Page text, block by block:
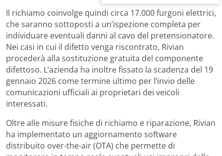
Il richiamo coinvolge quindi circa 17.000 furgoni elettrici,
che saranno sottoposti a un’ispezione completa per
individuare eventuali danni al cavo del pretensionatore.
Nei casi in cui il difetto venga riscontrato, Rivian
procederà alla sostituzione gratuita del componente
difettoso. L’azienda ha inoltre fissato la scadenza del 19
gennaio 2026 come termine ultimo per l’invio delle
comunicazioni ufficiali ai proprietari dei veicoli
interessati.
Oltre alle misure fisiche di richiamo e riparazione, Rivian
ha implementato un aggiornamento software
distribuito over-the-air (OTA) che permette di